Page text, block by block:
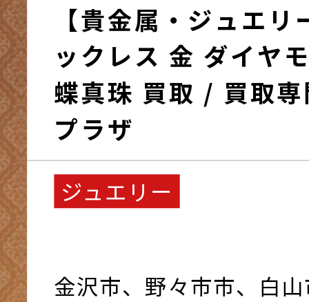
【貴金属・ジュエ
ックレス 金 ダイヤ
蝶真珠 買取 / 買取
プラザ
ジュエリー
金沢市、野々市市、白